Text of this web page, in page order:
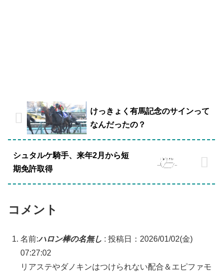
けっきょく有馬記念のサインって
なんだったの？
シュタルケ騎手、来年2月から短
期免許取得
コメント
名前:ハロン棒の名無し : 投稿日：2026/01/02(金)
07:27:02
リアステやダノキンはつけられない配合＆エピファモ